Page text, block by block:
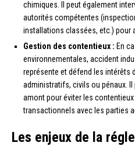
chimiques. Il peut également
autorités compétentes
installations classées, etc.) pour
Gestion des contentieux : En
environnementales, accident
représente et défend les intérêts
administratifs, civils ou pénaux. Il
amont pour éviter les
transactionnels avec les parties
Les enjeux de la